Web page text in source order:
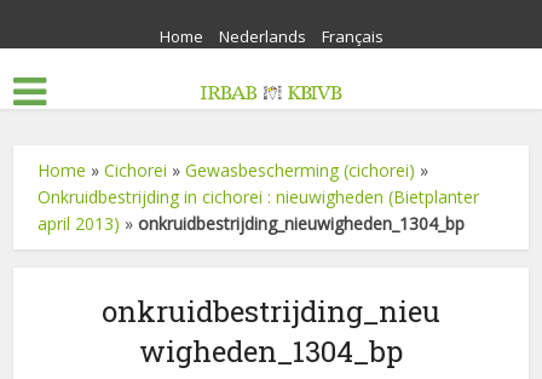
Home Nederlands Français
Home »Cichorei »Gewasbescherming (cichorei) »
Onkruidbestrijding in cichorei : nieuwigheden (Bietplanter
april 2013) »onkruidbestrijding_nieuwigheden_1304_bp
onkruidbestrijding_nieu
wigheden_1304_bp